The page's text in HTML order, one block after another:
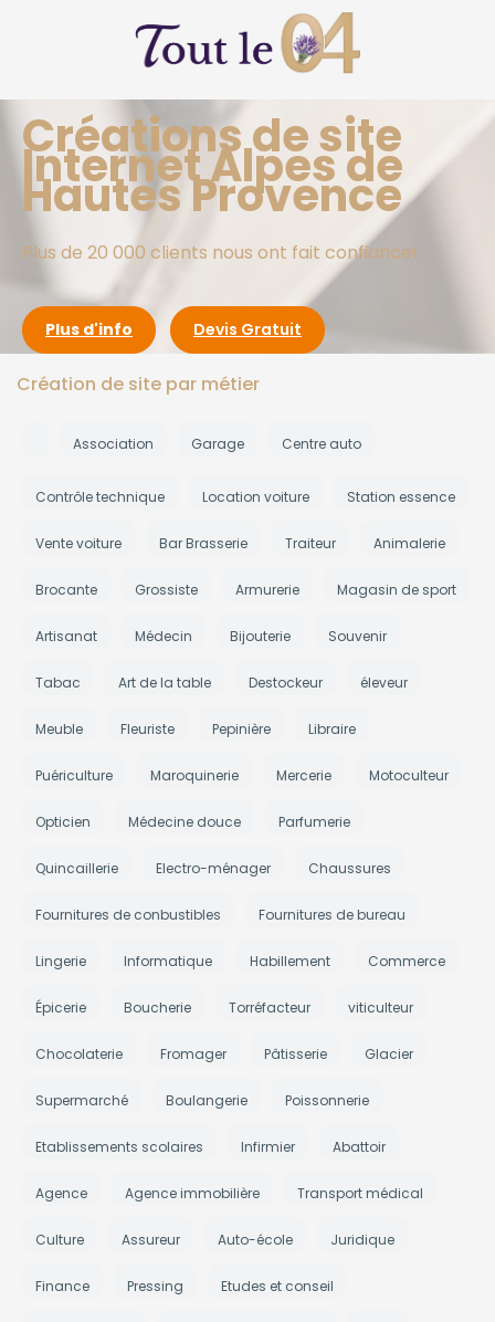
Créations de site
Internet Alpes de
Hautes Provence
Plus de 20 000 clients nous ont fait confiance!
Plus d'info Devis Gratuit
Création de site par métier
Association Garage Centre auto
Contrôle technique Location voiture Station essence
Vente voiture Bar Brasserie Traiteur Animalerie
Brocante Grossiste Armurerie Magasin de sport
Artisanat Médecin Bijouterie Souvenir
Tabac Art de la table Destockeur éleveur
Meuble Fleuriste Pepinière Libraire
Puériculture Maroquinerie Mercerie Motoculteur
Opticien Médecine douce Parfumerie
Quincaillerie Electro-ménager Chaussures
Fournitures de conbustibles Fournitures de bureau
Lingerie Informatique Habillement Commerce
Épicerie Boucherie Torréfacteur viticulteur
Chocolaterie Fromager Pâtisserie Glacier
Supermarché Boulangerie Poissonnerie
Etablissements scolaires Infirmier Abattoir
Agence Agence immobilière Transport médical
Culture Assureur Auto-école Juridique
Finance Pressing Etudes et conseil